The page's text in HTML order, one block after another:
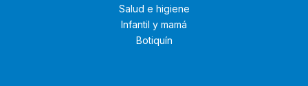
Salud e higiene
Infantil y mamá
Botiquín